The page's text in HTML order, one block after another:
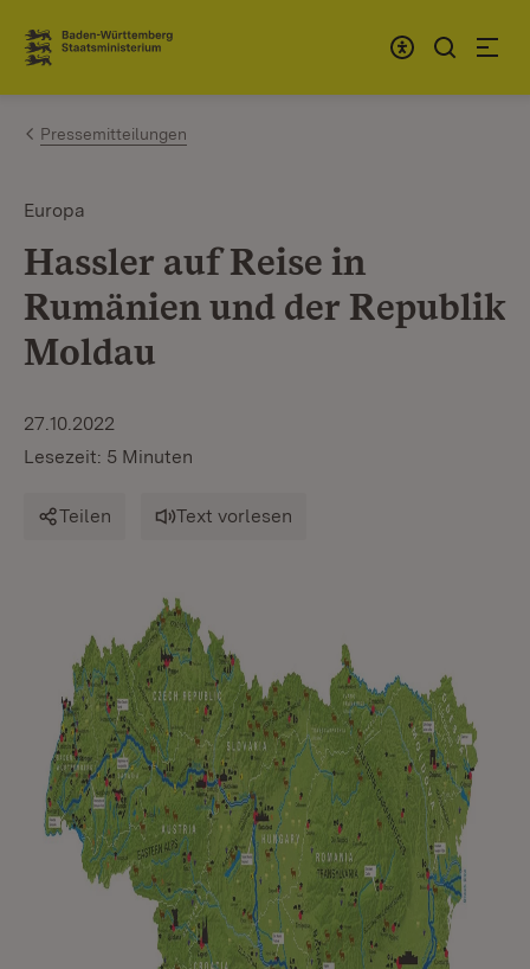
Zum Inhalt springen
Link zur Startseite
Pressemitteilungen
Europa
Hassler auf Reise in
Rumänien und der Republik
Moldau
27.10.2022
Lesezeit: 5 Minuten
Teilen Text vorlesen